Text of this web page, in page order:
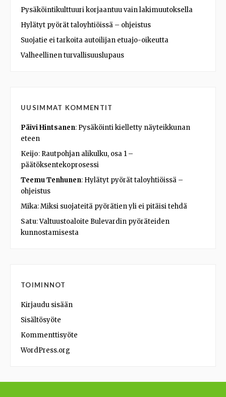
Pysäköintikulttuuri korjaantuu vain lakimuutoksella
Hylätyt pyörät taloyhtiöissä – ohjeistus
Suojatie ei tarkoita autoilijan etuajo-oikeutta
Valheellinen turvallisuuslupaus
UUSIMMAT KOMMENTIT
Päivi Hintsanen: Pysäköinti kielletty näyteikkunan
eteen
Keijo: Rautpohjan alikulku, osa 1 –
päätöksentekoprosessi
Teemu Tenhunen: Hylätyt pyörät taloyhtiöissä –
ohjeistus
Mika:Miksi suojateitä pyörätien yli ei pitäisi tehdä
Satu:Valtuustoaloite Bulevardin pyöräteiden
kunnostamisesta
TOIMINNOT
Kirjaudu sisään
Sisältösyöte
Kommenttisyöte
WordPress.org